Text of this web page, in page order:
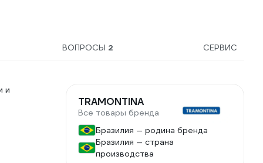
ВОПРОСЫ 2 СЕРВИС
и
TRAMONTINA
Все товары бренда
Бразилия — родина бренда
Бразилия — страна
производства